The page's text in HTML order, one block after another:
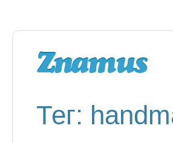
Тег: